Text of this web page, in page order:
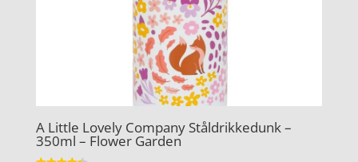
A Little Lovely Company Ståldrikkedunk –
350ml – Flower Garden